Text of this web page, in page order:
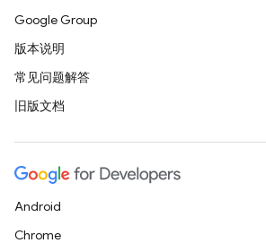
Google Group
版本说明
常见问题解答
旧版文档
Android
Chrome